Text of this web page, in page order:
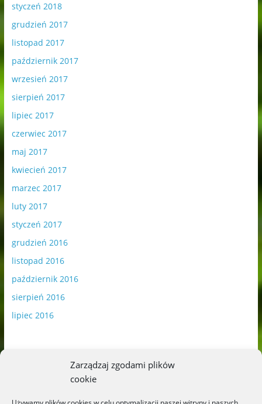
Zarządzaj zgodami plików
cookie
styczeń 2018
grudzień 2017
listopad 2017
październik 2017
wrzesień 2017
sierpień 2017
lipiec 2017
czerwiec 2017
maj 2017
kwiecień 2017
marzec 2017
luty 2017
styczeń 2017
grudzień 2016
listopad 2016
październik 2016
sierpień 2016
lipiec 2016